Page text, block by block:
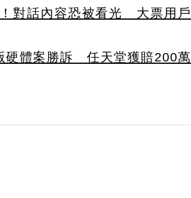
對話內容恐被看光 大票用戶
硬體案勝訴 任天堂獲賠200萬